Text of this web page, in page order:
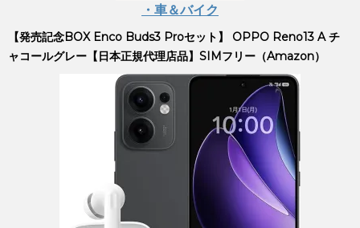
・車＆バイク
【発売記念BOX Enco Buds3 Proセット】 OPPO Reno13 A チ
ャコールグレー【日本正規代理店品】SIMフリー（Amazon）